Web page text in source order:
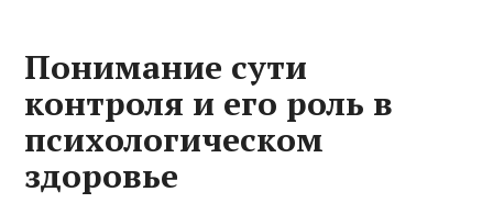
Понимание сути
контроля и его роль в
психологическом
здоровье